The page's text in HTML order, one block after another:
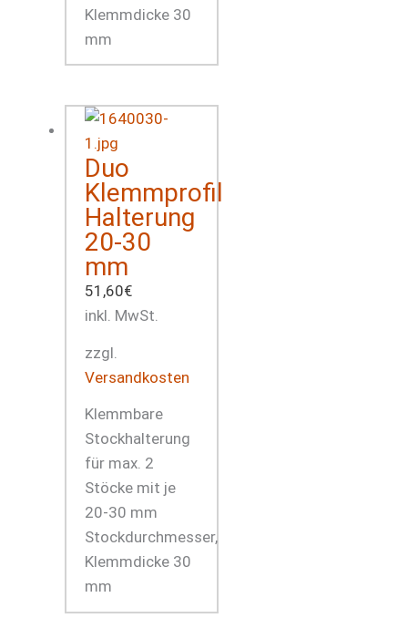
Klemmdicke 30
mm
Duo
Klemmprofil
Halterung
20-30
mm
51,60€
inkl. MwSt.
zzgl.
Versandkosten
Klemmbare
Stockhalterung
für max. 2
Stöcke mit je
20-30 mm
Stockdurchmesser,
Klemmdicke 30
mm